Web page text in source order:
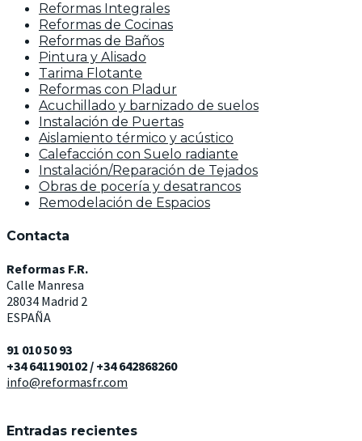
Reformas Integrales
Reformas de Cocinas
Reformas de Baños
Pintura y Alisado
Tarima Flotante
Reformas con Pladur
Acuchillado y barnizado de suelos
Instalación de Puertas
Aislamiento térmico y acústico
Calefacción con Suelo radiante
Instalación/Reparación de Tejados
Obras de pocería y desatrancos
Remodelación de Espacios
Contacta
Reformas F.R.
Calle Manresa
28034 Madrid 2
ESPAÑA
91 010 50 93
+34 641190102 / +34 642868260
info@reformasfr.com
Entradas recientes